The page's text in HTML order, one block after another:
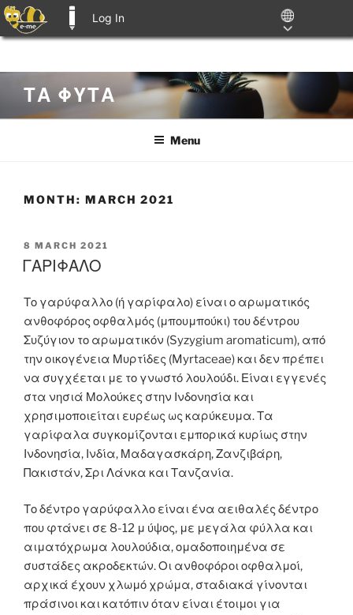
Log In
content
ΤΑ ΦΥΤΑ
Menu
MONTH: MARCH 2021
POSTED
ON
8 MARCH 2021
ΓΑΡΙΦΑΛΟ
Το γαρύφαλλο (ή γαρίφαλο) είναι ο αρωματικός
ανθοφόρος οφθαλμός (μπουμπούκι) του δέντρου
Συζύγιον το αρωματικόν (Syzygium aromaticum), από
την οικογένεια Μυρτίδες (Myrtaceae) και δεν πρέπει
να συγχέεται με το γνωστό λουλούδι. Είναι εγγενές
στα νησιά Μολούκες στην Ινδονησία και
χρησιμοποιείται ευρέως ως καρύκευμα. Τα
γαρίφαλα συγκομίζονται εμπορικά κυρίως στην
Ινδονησία, Ινδία, Μαδαγασκάρη, Ζανζιβάρη,
Πακιστάν, Σρι Λάνκα και Τανζανία.
Το δέντρο γαρύφαλλο είναι ένα αειθαλές δέντρο
που φτάνει σε 8-12 μ ύψος, με μεγάλα φύλλα και
αιματόχρωμα λουλούδια, ομαδοποιημένα σε
συστάδες ακροδεκτών. Οι ανθοφόροι οφθαλμοί,
αρχικά έχουν χλωμό χρώμα, σταδιακά γίνονται
πράσινοι και κατόπιν όταν είναι έτοιμοι για